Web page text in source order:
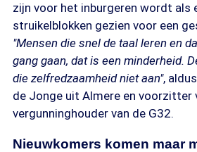
zijn voor het inburgeren wordt als
struikelblokken gezien voor een
"Mensen die snel de taal leren en
gang gaan, dat is een minderheid.
die zelfredzaamheid niet aan",
de Jonge uit Almere en voorzitter
vergunninghouder van de G32.
Nieuwkomers komen maar